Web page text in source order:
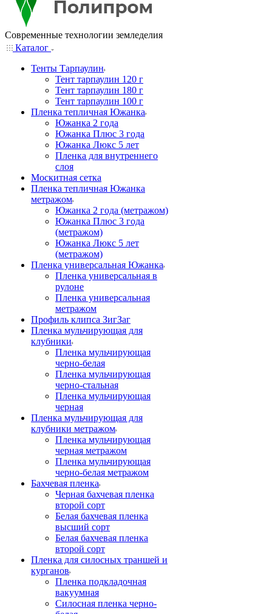
Современные технологии земледелия
Каталог
Тенты Тарпаулин
Тент тарпаулин 120 г
Тент тарпаулин 180 г
Тент тарпаулин 100 г
Пленка тепличная Южанка
Южанка 2 года
Южанка Плюс 3 года
Южанка Люкс 5 лет
Пленка для внутреннего
слоя
Москитная сетка
Пленка тепличная Южанка
метражом
Южанка 2 года (метражом)
Южанка Плюс 3 года
(метражом)
Южанка Люкс 5 лет
(метражом)
Пленка универсальная Южанка
Пленка универсальная в
рулоне
Пленка универсальная
метражом
Профиль клипса ЗигЗаг
Пленка мульчирующая для
клубники
Пленка мульчирующая
черно-белая
Пленка мульчирующая
черно-стальная
Пленка мульчирующая
черная
Пленка мульчирующая для
клубники метражом
Пленка мульчирующая
черная метражом
Пленка мульчирующая
черно-белая метражом
Бахчевая пленка
Черная бахчевая пленка
второй сорт
Белая бахчевая пленка
высший сорт
Белая бахчевая пленка
второй сорт
Пленка для силосных траншей и
курганов
Пленка подкладочная
вакуумная
Силосная пленка черно-